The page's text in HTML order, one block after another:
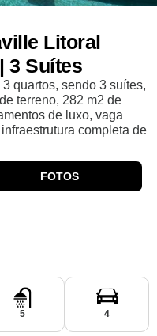
Litoral
3 Suítes
quartos, sendo 3 suítes,
terreno, 282 m2 de
de luxo, vaga
completa de
FOTOS
5 4